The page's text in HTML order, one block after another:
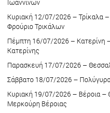
Ιωαννίνων
Κυριακή 12/07/2026 – Τρίκαλα
Φρούριο Τρικάλων
Πέμπτη 16/07/2026 – Κατερίνη
Κατερίνης
Παρασκευή 17/07/2026 –
Σάββατο 18/07/2026 –
Κυριακή 19/07/2026 – Βέροια –
Μερκούρη Βέροιας